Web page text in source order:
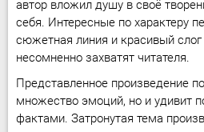
автор вложил душу в своё
себя. Интересные по характеру
сюжетная линия и красивый слог
несомненно захватят читателя.
Представленное произведение
множество эмоций, но и удивит
фактами. Затронутая тема